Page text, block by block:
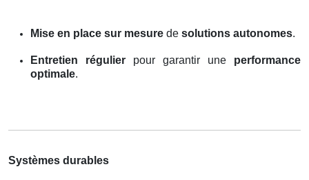
Mise en place sur mesure de solutions autonomes.
Entretien régulier pour garantir une performance
optimale.
Systèmes durables